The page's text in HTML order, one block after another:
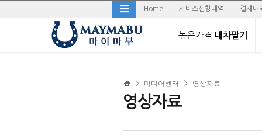
Home 서비스신청내역 결제내
높은가격 내차팔기
> 미디어센터 > 영상자료
영상자료